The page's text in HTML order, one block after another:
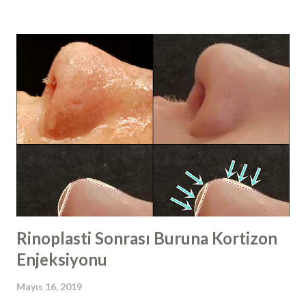
neden olan papilloma virüsleri, toplu olarak insan papilloma
virüs ya da HPV (human papillomavirus​) olarak
adlandırılır. HPV virüsleri, kanserojen özelliklerine göre
yüksek riskli (HR) ve düşük riskli (LR) tip olmak üzere ikiye
ayrılır. HPV virüsleri daha çok deriden deriye temas yolu ile
bulaşır. İnsanlarda en sık düşük riskli HPV
virüsü enfeksiyonları görülür ve çoğunlukla
asemptomatiktir. Papillomavirüs genomu, konakçı hücrenin,
histonları ile dekore edilmiş ...
Rinoplasti Sonrası Buruna Kortizon
Enjeksiyonu
Mayıs 16, 2019